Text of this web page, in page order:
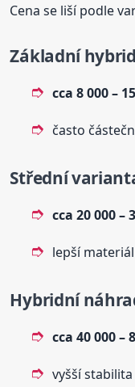
Cena se liší podle
Základní
cca 8 000 –
často
Střední
cca 20 000 –
lepší
Hybridní
cca 40 000 –
vyšší stabilita